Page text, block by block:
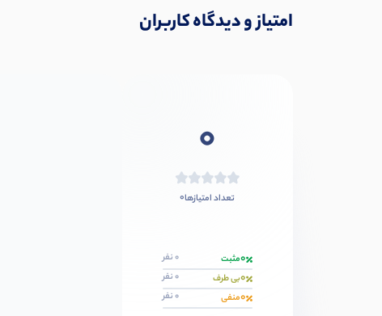
امتیاز و دیدگاه کاربران
0
تعداد امتیازها0
0مثبت 0 نفر
0بی طرف 0 نفر
0منفی 0 نفر